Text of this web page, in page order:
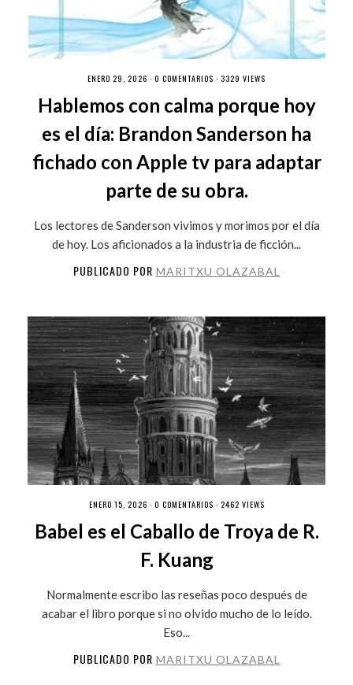
ENERO 29, 2026 · 0 COMENTARIOS · 3329 VIEWS
Hablemos con calma porque hoy
es el día: Brandon Sanderson ha
fichado con Apple tv para adaptar
parte de su obra.
Los lectores de Sanderson vivimos y morimos por el día
de hoy. Los aficionados a la industria de ficción...
PUBLICADO POR MARITXU OLAZABAL
ENERO 15, 2026 · 0 COMENTARIOS · 2462 VIEWS
Babel es el Caballo de Troya de R.
F. Kuang
Normalmente escribo las reseñas poco después de
acabar el libro porque si no olvido mucho de lo leído.
Eso...
PUBLICADO POR MARITXU OLAZABAL